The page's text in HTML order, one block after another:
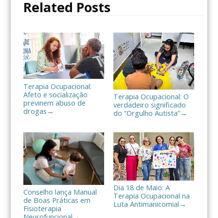
k
i
a
r
Related Posts
Terapia Ocupacional:
Afeto e socialização
previnem abuso de
drogas →
Terapia Ocupacional: O
verdadeiro significado
do “Orgulho Autista”→
Conselho lança Manual
de Boas Práticas em
Fisioterapia
Dia 18 de Maio: A
Terapia Ocupacional na
Luta Antimanicomial →